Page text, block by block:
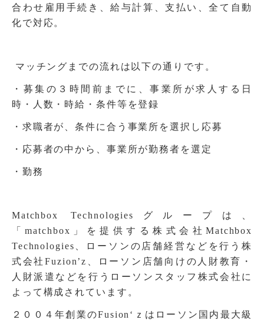
合わせ雇用手続き、給与計算、支払い、全て自動
化で対応。
マッチングまでの流れは以下の通りです。
・募集の３時間前までに、事業所が求人する日
時・人数・時給・条件等を登録
・求職者が、条件に合う事業所を選択し応募
・応募者の中から、事業所が勤務者を選定
・勤務
Matchbox Technologiesグループは、
「matchbox」を提供する株式会社Matchbox
Technologies、ローソンの店舗経営などを行う株
式会社Fuzion’z、ローソン店舗向けの人財教育・
人財派遣などを行うローソンスタッフ株式会社に
よって構成されています。
２００４年創業のFusion‘ｚはローソン国内最大級